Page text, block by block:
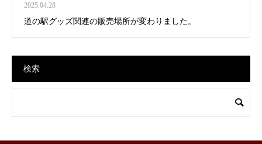
2025.04.28
道の駅グッズ関連の販売場所が変わりました。
検索